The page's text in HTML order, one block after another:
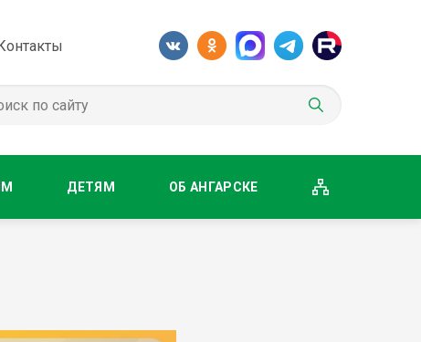
ДЕТЯМ ОБ АНГАРСКЕ